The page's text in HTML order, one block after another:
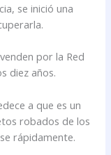
se inició una
por la Red
diez años.
a que es un
robados de los
rápidamente.